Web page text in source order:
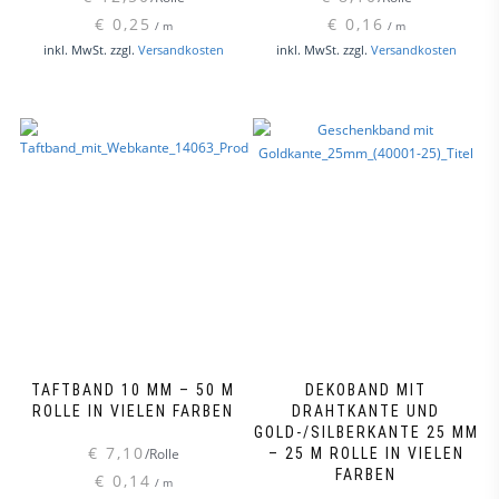
€ 0,25 / m
inkl. MwSt. zzgl. VersandkostenDieses
mehrere
Varianten
€ 0,16 / m
inkl. MwSt. zzgl. VersandkostenDieses
TAFTBAND 10 MM – 50 M
ROLLE IN VIELEN FARBEN
€ 7,10/Rolle
€ 0,14 / m
DEKOBAND MIT
DRAHTKANTE UND
GOLD-/SILBERKANTE 25 MM
– 25 M ROLLE IN VIELEN
FARBEN